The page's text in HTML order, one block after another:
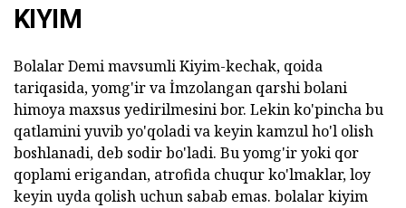
KIYIM
Bolalar Demi mavsumli Kiyim-kechak, qoida
tariqasida, yomg'ir va İmzolangan qarshi bolani
himoya maxsus yedirilmesini bor. Lekin ko'pincha bu
qatlamini yuvib yo'qoladi va keyin kamzul ho'l olish
boshlanadi, deb sodir bo'ladi. Bu yomg'ir yoki qor
qoplami erigandan, atrofida chuqur ko'lmaklar, loy
keyin uyda qolish uchun sabab emas. bolalar kiyim